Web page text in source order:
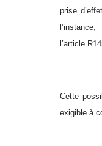
prise
l’article
Cette
exigible à